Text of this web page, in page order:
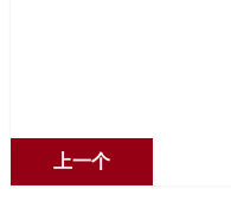
上一个